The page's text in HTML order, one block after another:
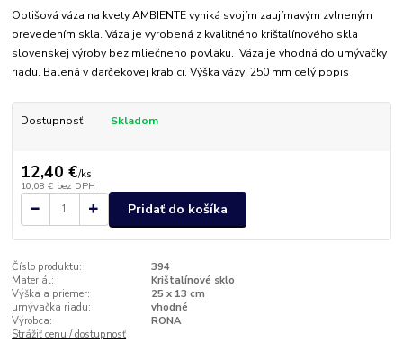
Optišová váza na kvety AMBIENTE vyniká svojím zaujímavým zvlneným
prevedením skla. Váza je vyrobená z kvalitného krištalínového skla
slovenskej výroby bez mliečneho povlaku. Váza je vhodná do umývačky
riadu. Balená v darčekovej krabici. Výška vázy: 250 mm celý popis
Dostupnosť Skladom
12,40 €/ks
10,08 € bez DPH
Pridať do košíka
Číslo produktu:
394
Materiál:
Krištalínové sklo
Výška a priemer:
25 x 13 cm
umývačka riadu:
vhodné
Výrobca:
RONA
Strážiť cenu / dostupnosť